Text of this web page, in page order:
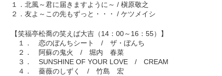
１．北風～君に届きますように～ / 槇原敬之
２．友よ～この先もずっと・・・ / ケツメイシ
【笑福亭松喬の笑えば大吉（14：00～16：55）】
１． 恋のぼんちシート / ザ・ぼんち
２． 阿蘇の鬼火 / 堀内 春菜
３． SUNSHINE OF YOUR LOVE / CREAM
４． 薔薇のしずく / 竹島 宏